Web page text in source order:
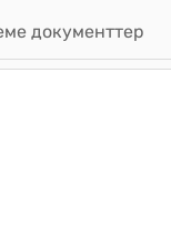
документтер